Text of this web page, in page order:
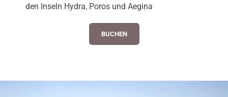
den Inseln Hydra, Poros und Aegina
BUCHEN